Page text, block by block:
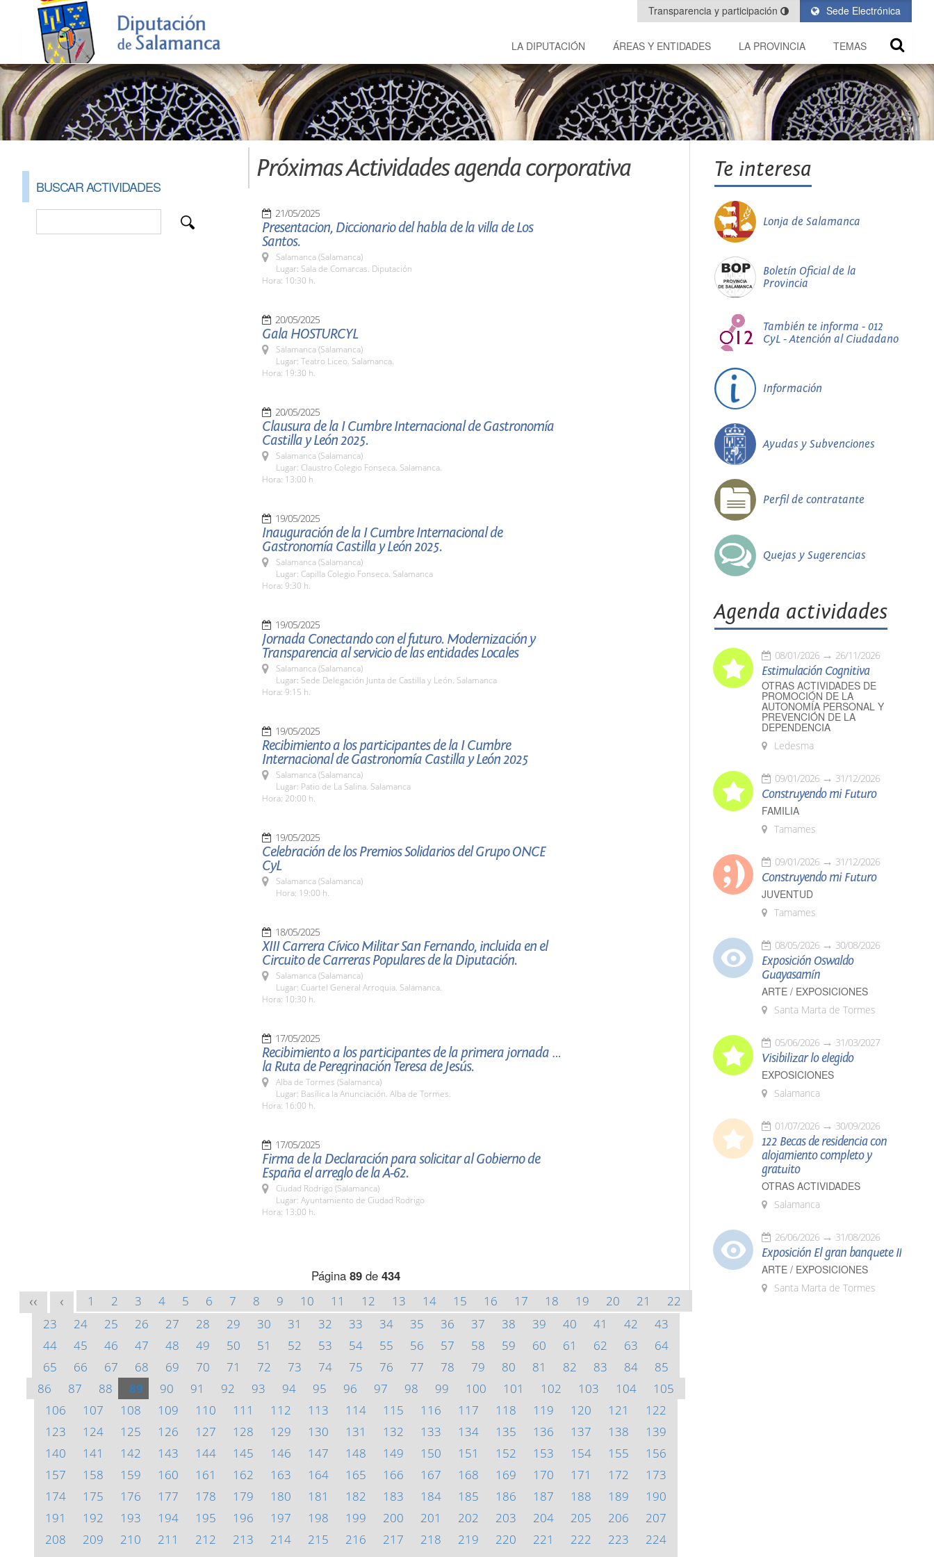
Sede Electrónica
Transparencia y participación
LA DIPUTACIÓN ÁREAS Y ENTIDADES LA PROVINCIA TEMAS
BUSCAR ACTIVIDADES
Próximas Actividades agenda corporativa
21/05/2025
Presentacion, Diccionario del habla de la villa de Los
Santos.
Salamanca (Salamanca)
Lugar: Sala de Comarcas. Diputación
Hora: 10:30 h.
20/05/2025
Gala HOSTURCYL
Salamanca (Salamanca)
Lugar: Teatro Liceo. Salamanca.
Hora: 19:30 h.
20/05/2025
Clausura de la I Cumbre Internacional de Gastronomía
Castilla y León 2025.
Salamanca (Salamanca)
Lugar: Claustro Colegio Fonseca. Salamanca.
Hora: 13:00 h
19/05/2025
Inauguración de la I Cumbre Internacional de
Gastronomía Castilla y León 2025.
Salamanca (Salamanca)
Lugar: Capilla Colegio Fonseca. Salamanca
Hora: 9:30 h.
19/05/2025
Jornada Conectando con el futuro. Modernización y
Transparencia al servicio de las entidades Locales
Salamanca (Salamanca)
Lugar: Sede Delegación Junta de Castilla y León. Salamanca
Hora: 9:15 h.
19/05/2025
Recibimiento a los participantes de la I Cumbre
Internacional de Gastronomía Castilla y León 2025
Salamanca (Salamanca)
Lugar: Patio de La Salina. Salamanca
Hora: 20:00 h.
19/05/2025
Celebración de los Premios Solidarios del Grupo ONCE
CyL
Salamanca (Salamanca)
Hora: 19:00 h.
18/05/2025
XIII Carrera Cívico Militar San Fernando, incluida en el
Circuito de Carreras Populares de la Diputación.
Salamanca (Salamanca)
Lugar: Cuartel General Arroquia. Salamanca.
Hora: 10:30 h.
17/05/2025
Recibimiento a los participantes de la primera jornada de
la Ruta de Peregrinación Teresa de Jesús.
Alba de Tormes (Salamanca)
Lugar: Basílica la Anunciación. Alba de Tormes.
Hora: 16:00 h.
17/05/2025
Firma de la Declaración para solicitar al Gobierno de
España el arreglo de la A-62.
Ciudad Rodrigo (Salamanca)
Lugar: Ayuntamiento de Ciudad Rodrigo
Hora: 13:00 h.
Página 89 de 434
<< < 1 2 3 4 5 6 7 8 9 10 11 12 13 14 15 16 17 18 19 20 21
22
23
24 25 26 27 28 29 30 31 32 33 34 35 36 37 38 39 40 41 42
43
44
45 46 47 48 49 50 51 52 53 54 55 56 57 58 59 60 61 62 63
64
65
66 67 68 69 70 71 72 73 74 75 76 77 78 79 80 81 82 83 84
85
86
87 88 89 90 91 92 93 94 95 96 97 98 99 100 101 102 103 104
105
106
107 108 109 110 111 112 113 114 115 116 117 118 119 120 121
122
123
124 125 126 127 128 129 130 131 132 133 134 135 136 137 138
139
140
141 142 143 144 145 146 147 148 149 150 151 152 153 154 155
156
157
158 159 160 161 162 163 164 165 166 167 168 169 170 171 172
173
174
175 176 177 178 179 180 181 182 183 184 185 186 187 188 189
190
191
192 193 194 195 196 197 198 199 200 201 202 203 204 205 206
207
208
209 210 211 212 213 214 215 216 217 218 219 220 221 222 223
224
Te interesa
Lonja de Salamanca
Boletín Oficial de la
Provincia
También te informa - 012
CyL - Atención al Ciudadano
Información
Ayudas y Subvenciones
Perfil de contratante
Quejas y Sugerencias
Agenda actividades
08/01/2026 26/11/2026
Estimulación Cognitiva
OTRAS ACTIVIDADES DE
PROMOCIÓN DE LA
AUTONOMÍA PERSONAL Y
PREVENCIÓN DE LA
DEPENDENCIA
Ledesma
09/01/2026 31/12/2026
Construyendo mi Futuro
FAMILIA
Tamames
09/01/2026 31/12/2026
Construyendo mi Futuro
JUVENTUD
Tamames
08/05/2026 30/08/2026
Exposición Oswaldo
Guayasamín
ARTE / EXPOSICIONES
Santa Marta de Tormes
05/06/2026 31/03/2027
Visibilizar lo elegido
EXPOSICIONES
Salamanca
01/07/2026 30/09/2026
122 Becas de residencia con
alojamiento completo y
gratuito
OTRAS ACTIVIDADES
Salamanca
26/06/2026 31/08/2026
Exposición El gran banquete II
ARTE / EXPOSICIONES
Santa Marta de Tormes